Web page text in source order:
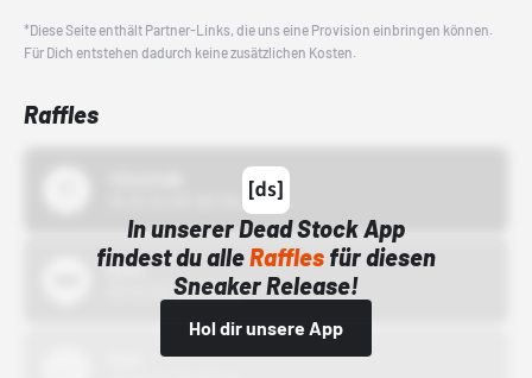
*Diese Seite enthält Partner-Links, die uns eine Provision einbringen können.
Für Dich entstehen dadurch keine zusätzlichen Kosten.
Raffles
In unserer Dead Stock App
findest du alleRafflesfür diesen
Sneaker Release!
Hol dir unsere App
Bstn
01.10.22 00:00 Uhr